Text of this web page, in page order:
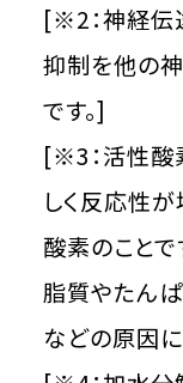
[※2：神経伝
抑制を他の
です。]
[※3：活性酸
しく反応性
酸素のことで
脂質やたんぱ
などの原因